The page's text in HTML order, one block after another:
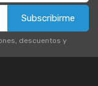
Subscribirme
descuentos y